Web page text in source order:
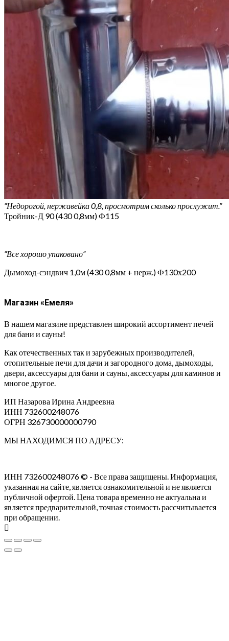
“Недорогой, нержавейка 0,8, просмотрим сколько прослужит.”
Тройник-Д 90 (430 0,8мм) Ф115
“Все хорошо упаковано”
Дымоход-сэндвич 1,0м (430 0,8мм + нерж.) Ф130х200
Магазин «Емеля»
В нашем магазине представлен широкий ассортимент печей
для бани и сауны!
Как отечественных так и зарубежных производителей,
отопительные печи для дачи и загородного дома, дымоходы,
двери, аксессуары для бани и сауны, аксессуары для каминов и
многое другое.
ИП Назарова Ирина Андреевна⁠
ИНН 732600248076
ОГРН 326730000000790
МЫ НАХОДИМСЯ ПО АДРЕСУ:
ИНН 732600248076 © - Все права защищены. Информация,
указанная на сайте, является ознакомительной и не является
публичной офертой. Цена товара временно не актуальна и
является предварительной, точная стоимость рассчитывается
при обращении.